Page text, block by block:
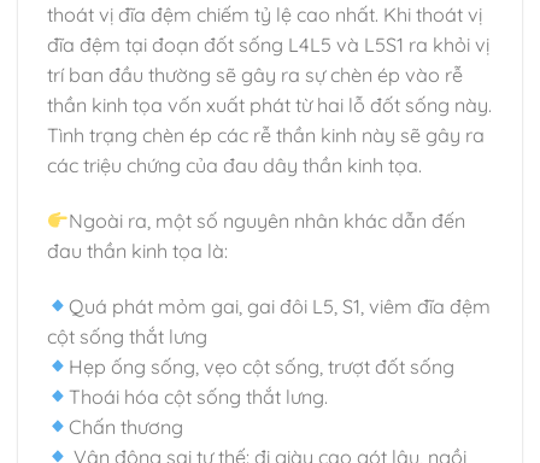
thoát vị đĩa đệm chiếm tỷ lệ cao nhất. Khi thoát vị
đĩa đệm tại đoạn đốt sống L4L5 và L5S1 ra khỏi vị
trí ban đầu thường sẽ gây ra sự chèn ép vào rễ
thần kinh tọa vốn xuất phát từ hai lỗ đốt sống này.
Tình trạng chèn ép các rễ thần kinh này sẽ gây ra
các triệu chứng của đau dây thần kinh tọa.
Ngoài ra, một số nguyên nhân khác dẫn đến
đau thần kinh tọa là:
Quá phát mỏm gai, gai đôi L5, S1, viêm đĩa đệm
cột sống thắt lưng
Hẹp ống sống, vẹo cột sống, trượt đốt sống
Thoái hóa cột sống thắt lưng.
Chấn thương
Vận động sai tư thế: đi giày cao gót lâu, ngồi